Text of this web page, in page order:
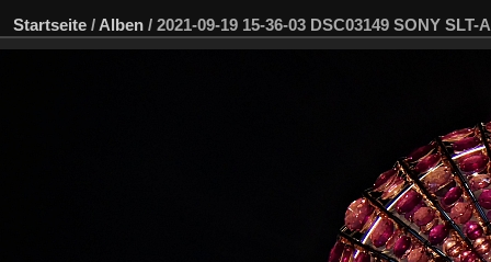
Startseite / Alben / 2021-09-19 15-36-03 DSC03149 SONY SLT-